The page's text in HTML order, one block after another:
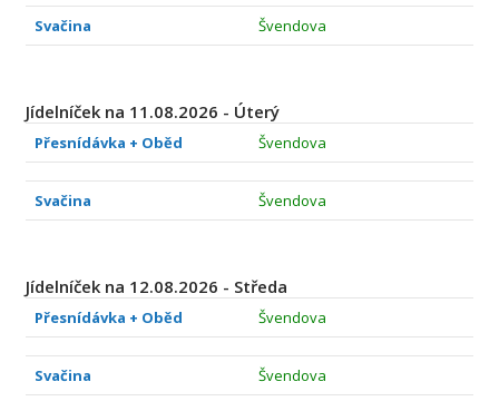
Svačina Švendova
Jídelníček na 11.08.2026 - Úterý
Přesnídávka + Oběd Švendova
Svačina Švendova
Jídelníček na 12.08.2026 - Středa
Přesnídávka + Oběd Švendova
Svačina Švendova